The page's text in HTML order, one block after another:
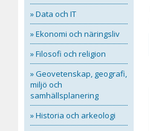
» Data och IT
» Ekonomi och näringsliv
» Filosofi och religion
» Geovetenskap, geografi,
miljö och
samhällsplanering
» Historia och arkeologi